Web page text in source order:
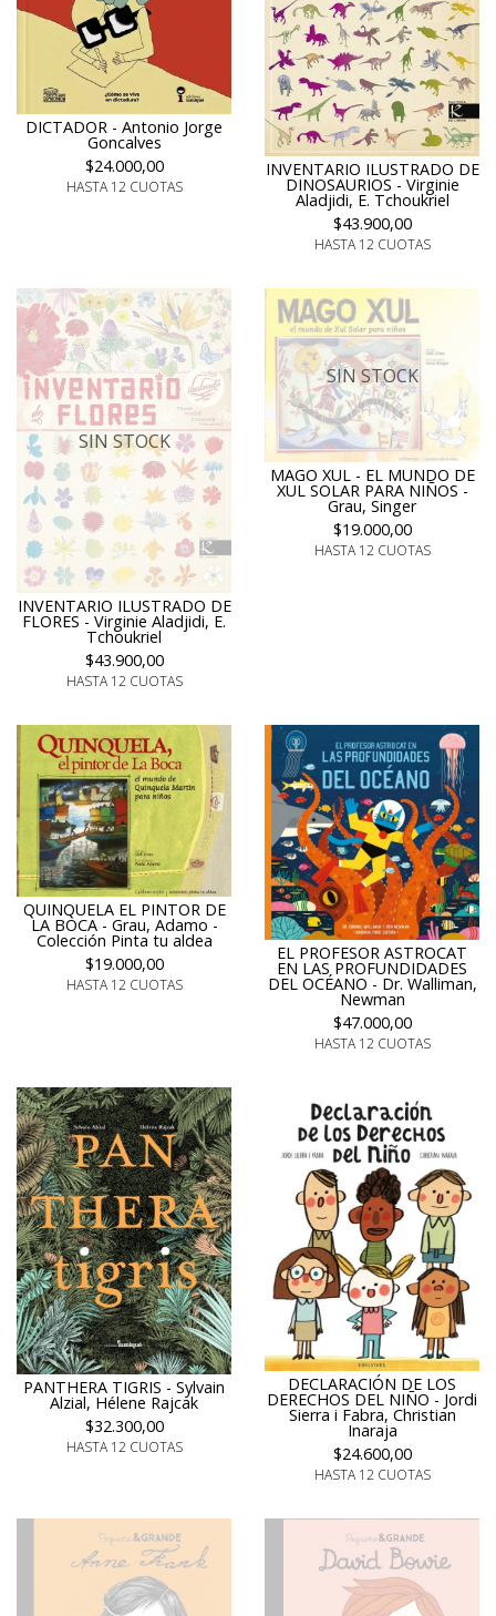
DICTADOR - Antonio Jorge
Goncalves
$24.000,00
HASTA 12 CUOTAS
INVENTARIO ILUSTRADO DE
DINOSAURIOS - Virginie
Aladjidi, E. Tchoukriel
$43.900,00
HASTA 12 CUOTAS
SIN STOCK
INVENTARIO ILUSTRADO DE
FLORES - Virginie Aladjidi, E.
Tchoukriel
$43.900,00
HASTA 12 CUOTAS
SIN STOCK
MAGO XUL - EL MUNDO DE
XUL SOLAR PARA NIÑOS -
Grau, Singer
$19.000,00
HASTA 12 CUOTAS
QUINQUELA EL PINTOR DE
LA BOCA - Grau, Adamo -
Colección Pinta tu aldea
$19.000,00
HASTA 12 CUOTAS
EL PROFESOR ASTROCAT
EN LAS PROFUNDIDADES
DEL OCÉANO - Dr. Walliman,
Newman
$47.000,00
HASTA 12 CUOTAS
PANTHERA TIGRIS - Sylvain
Alzial, Hélene Rajcak
$32.300,00
HASTA 12 CUOTAS
DECLARACIÓN DE LOS
DERECHOS DEL NIÑO - Jordi
Sierra i Fabra, Christian
Inaraja
$24.600,00
HASTA 12 CUOTAS